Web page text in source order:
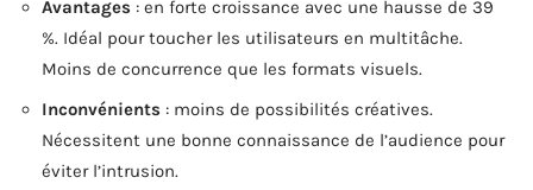
Avantages : en forte croissance avec une hausse de 39
%. Idéal pour toucher les utilisateurs en multitâche.
Moins de concurrence que les formats visuels.
Inconvénients : moins de possibilités créatives.
Nécessitent une bonne connaissance de l’audience pour
éviter l’intrusion.